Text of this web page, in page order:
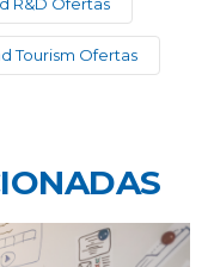
Tourism Ofertas